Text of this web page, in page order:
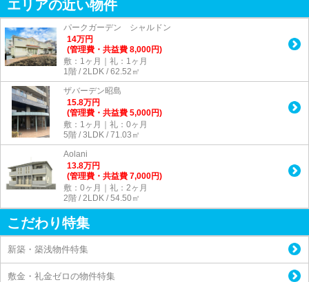
エリアの近い物件
パークガーデン シャルドン
14万円
(管理費・共益費 8,000円)
敷：1ヶ月｜礼：1ヶ月
1階 / 2LDK / 62.52㎡
ザバーデン昭島
15.8万円
(管理費・共益費 5,000円)
敷：1ヶ月｜礼：0ヶ月
5階 / 3LDK / 71.03㎡
Aolani
13.8万円
(管理費・共益費 7,000円)
敷：0ヶ月｜礼：2ヶ月
2階 / 2LDK / 54.50㎡
こだわり特集
新築・築浅物件特集
敷金・礼金ゼロの物件特集